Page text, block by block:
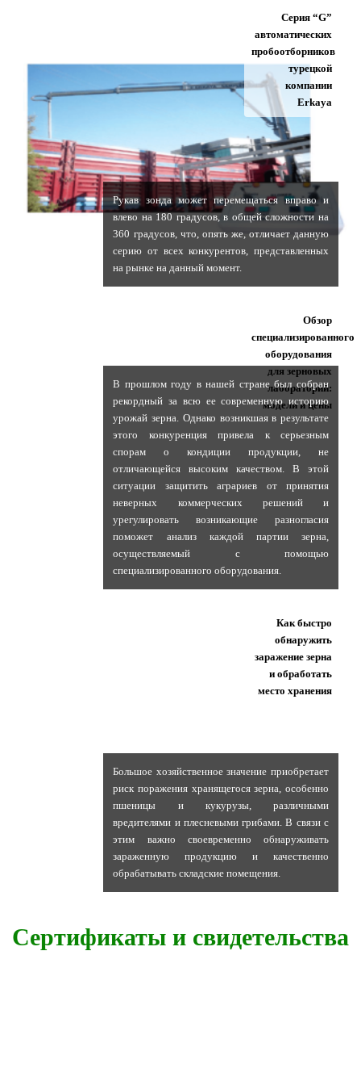
Серия “G”
автоматических
пробоотборников
турецкой
компании
Erkaya
Рукав зонда может перемещаться вправо и
влево на 180 градусов, в общей сложности на
360 градусов, что, опять же, отличает данную
серию от всех конкурентов, представленных
на рынке на данный момент.
Обзор
специализированного
оборудования
для зерновых
лабораторий:
модели и цены
В прошлом году в нашей стране был собран
рекордный за всю ее современную историю
урожай зерна. Однако возникшая в результате
этого конкуренция привела к серьезным
спорам о кондиции продукции, не
отличающейся высоким качеством. В этой
ситуации защитить аграриев от принятия
неверных коммерческих решений и
урегулировать возникающие разногласия
поможет анализ каждой партии зерна,
осуществляемый с помощью
специализированного оборудования.
Как быстро
обнаружить
заражение зерна
и обработать
место хранения
Большое хозяйственное значение приобретает
риск поражения хранящегося зерна, особенно
пшеницы и кукурузы, различными
вредителями и плесневыми грибами. В связи с
этим важно своевременно обнаруживать
зараженную продукцию и качественно
обрабатывать складские помещения.
Сертификаты и свидетельства